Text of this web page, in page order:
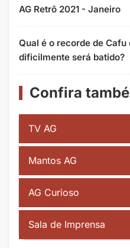
AG Retrô 2021 - Janeiro
Qual é o recorde de
dificilmente será batido?
Confira
TV AG
Mantos AG
AG Curioso
Sala de Imprensa